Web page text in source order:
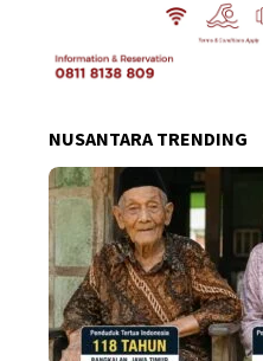
NUSANTARA TRENDING